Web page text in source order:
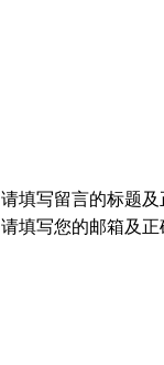
请填写留言的标题
请填写您的邮箱及